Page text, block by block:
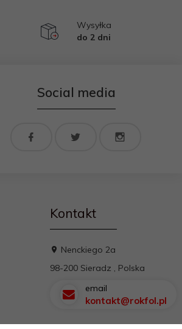
Wysyłka
do 2 dni
Social media
Kontakt
Nenckiego 2a
98-200 Sieradz , Polska
email
kontakt@rokfol.pl